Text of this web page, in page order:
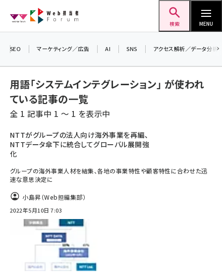
ン
検索 MENU
seo (3524)
ai (2804)
youtube (2431)
note (2312)
セミナー (2306)
z世代 (1622)
meo (1275)
llmo (1163)
SEO マーケティング／広告 AI SNS アクセス解析／データ分析
用語「システムインテグレーション」 が使われ
ている記事の一覧
全 1 記事中 1 ～ 1 を表示中
NTTがグループの法人向け海外事業を再編、
NTTデータ傘下に統合してグローバル展開強
化
グループの海外事業人材を結集、各地の事業特性や顧客特性に合わせた迅
速な意思決定に
小島昇（Web担編集部）
2022年5月10日 7:03